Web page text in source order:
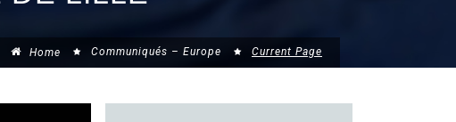
Home Communiqués – Europe Current Page